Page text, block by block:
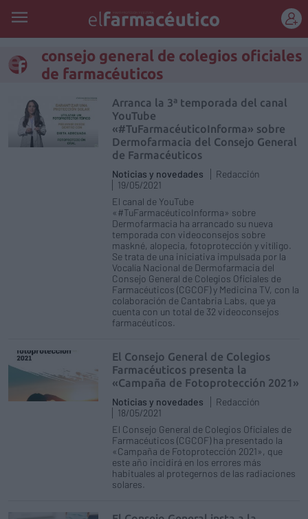
REGÍSTRATE
consejo general de colegios oficiales
de farmacéuticos
Arranca la 3ª temporada del canal
YouTube
«#TuFarmacéuticoInforma» sobre
Dermofarmacia del Consejo General
de Farmacéuticos
Noticias y novedades
Redacción
19/05/2021
El canal de YouTube
«#TuFarmacéuticoInforma» sobre
Dermofarmacia ha arrancado su nueva
temporada con videoconsejos sobre
maskné, alopecia, fotoprotección y vitíligo.
Se trata de una iniciativa impulsada por la
Vocalía Nacional de Dermofarmacia del
Consejo General de Colegios Oficiales de
Farmacéuticos (CGCOF) y Medicina TV, con la
colaboración de Cantabria Labs, que ya
cuenta con un total de 32 videoconsejos
farmacéuticos.
El Consejo General de Colegios
Farmacéuticos presenta la
«Campaña de Fotoprotección 2021»
Noticias y novedades
Redacción
18/05/2021
El Consejo General de Colegios Oficiales de
Farmacéuticos (CGCOF) ha presentado la
«Campaña de Fotoprotección 2021», que
este año incidirá en los errores más
habituales al protegernos de las radiaciones
solares.